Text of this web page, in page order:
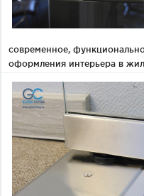
современное,
оформления интерьера в